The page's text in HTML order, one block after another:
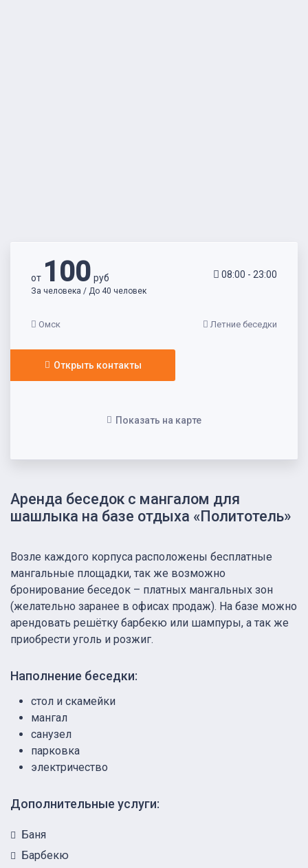
Аренда беседок с мангалом для
шашлыка на базе отдыха «Политотель»
от 100руб
За человека / До 40 человек
08:00 - 23:00
Омск Летние беседки
Открыть контакты
Показать на карте
Возле каждого корпуса расположены бесплатные
мангальные площадки, так же возможно
бронирование беседок – платных мангальных зон
(желательно заранее в офисах продаж). На базе можно
арендовать решётку барбекю или шампуры, а так же
приобрести уголь и розжиг.
Наполнение беседки:
стол и скамейки
мангал
санузел
парковка
электричество
Дополнительные услуги:
Баня
Барбекю